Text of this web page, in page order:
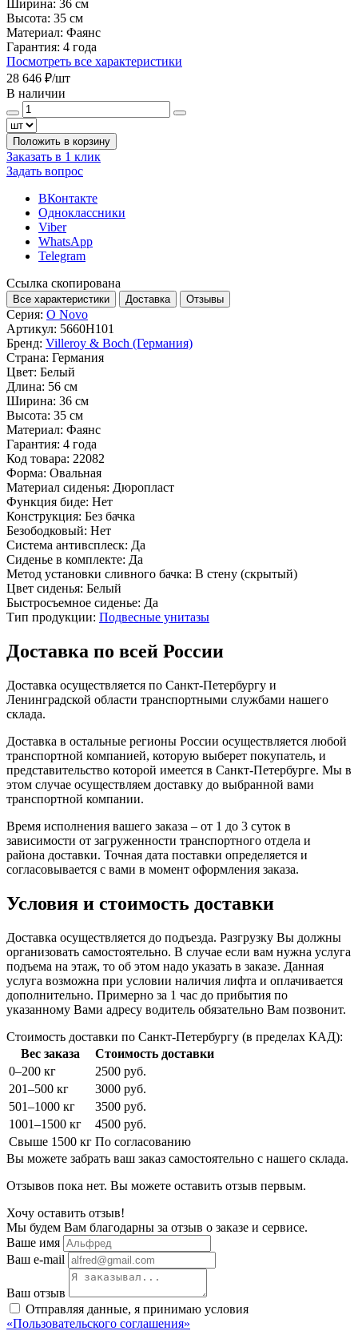
Ширина: 36 см
Высота: 35 см
Материал: Фаянс
Гарантия: 4 года
Посмотреть все характеристики
28 646 ₽/шт
В наличии
Положить в корзину
Заказать в 1 клик
Задать вопрос
ВКонтакте
Одноклассники
Viber
WhatsApp
Telegram
Ссылка скопирована
Все характеристики Доставка Отзывы
Серия: O Novo
Артикул: 5660H101
Бренд: Villeroy & Boch (Германия)
Страна: Германия
Цвет: Белый
Длина: 56 см
Ширина: 36 см
Высота: 35 см
Материал: Фаянс
Гарантия: 4 года
Код товара: 22082
Форма: Овальная
Материал сиденья: Дюропласт
Функция биде: Нет
Конструкция: Без бачка
Безободковый: Нет
Система антивсплеск: Да
Сиденье в комплекте: Да
Метод установки сливного бачка: В стену (скрытый)
Цвет сиденья: Белый
Быстросъемное сиденье: Да
Тип продукции: Подвесные унитазы
Доставка по всей России
Доставка осуществляется по Санкт-Петербургу и
Ленинградской области транспортными службами нашего
склада.
Доставка в остальные регионы России осуществляется любой
транспортной компанией, которую выберет покупатель, и
представительство которой имеется в Санкт-Петербурге. Мы в
этом случае осуществляем доставку до выбранной вами
транспортной компании.
Время исполнения вашего заказа – от 1 до 3 суток в
зависимости от загруженности транспортного отдела и
района доставки. Точная дата поставки определяется и
согласовывается с вами в момент оформления заказа.
Условия и стоимость доставки
Доставка осуществляется до подъезда. Разгрузку Вы должны
организовать самостоятельно. В случае если вам нужна услуга
подъема на этаж, то об этом надо указать в заказе. Данная
услуга возможна при условии наличия лифта и оплачивается
дополнительно. Примерно за 1 час до прибытия по
указанному Вами адресу водитель обязательно Вам позвонит.
Стоимость доставки по Санкт-Петербургу (в пределах КАД):
Вес заказа
Стоимость доставки
0–200 кг
2500 руб.
201–500 кг
3000 руб.
501–1000 кг
3500 руб.
1001–1500 кг
4500 руб.
Свыше 1500 кг По согласованию
Вы можете забрать ваш заказ самостоятельно с нашего склада.
Отзывов пока нет. Вы можете оставить отзыв первым.
Хочу оставить отзыв!
Мы будем Вам благодарны за отзыв о заказе и сервисе.
Ваше имя
Ваш e-mail
Ваш отзыв
Отправляя данные, я принимаю условия
«Пользовательского соглашения»